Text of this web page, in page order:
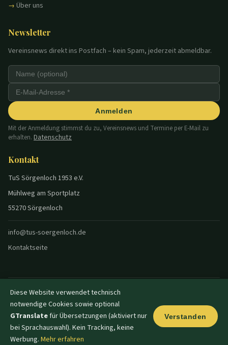
Über uns
Newsletter
Vereinsnews direkt ins Postfach – kein Spam, jederzeit abmeldbar.
Anmelden
Mit der Anmeldung stimmst du zu, Vereinsnews und Termine per E-Mail zu
erhalten. Datenschutz
Kontakt
TuS Sörgenloch 1953 e.V.
Mühlweg am Sportplatz
55270 Sörgenloch
info@tus-soergenloch.de
Kontaktseite
© 2026 TuS Sörgenloch — Alle Rechte vorbehalten.
Dunkel|Datenschutz|Impressum Disclaimer|Login
Diese Website verwendet technisch
notwendige Cookies sowie optional
GTranslatefür Übersetzungen (aktiviert nur
bei Sprachauswahl). Kein Tracking, keine
Werbung. Mehr erfahren
Verstanden